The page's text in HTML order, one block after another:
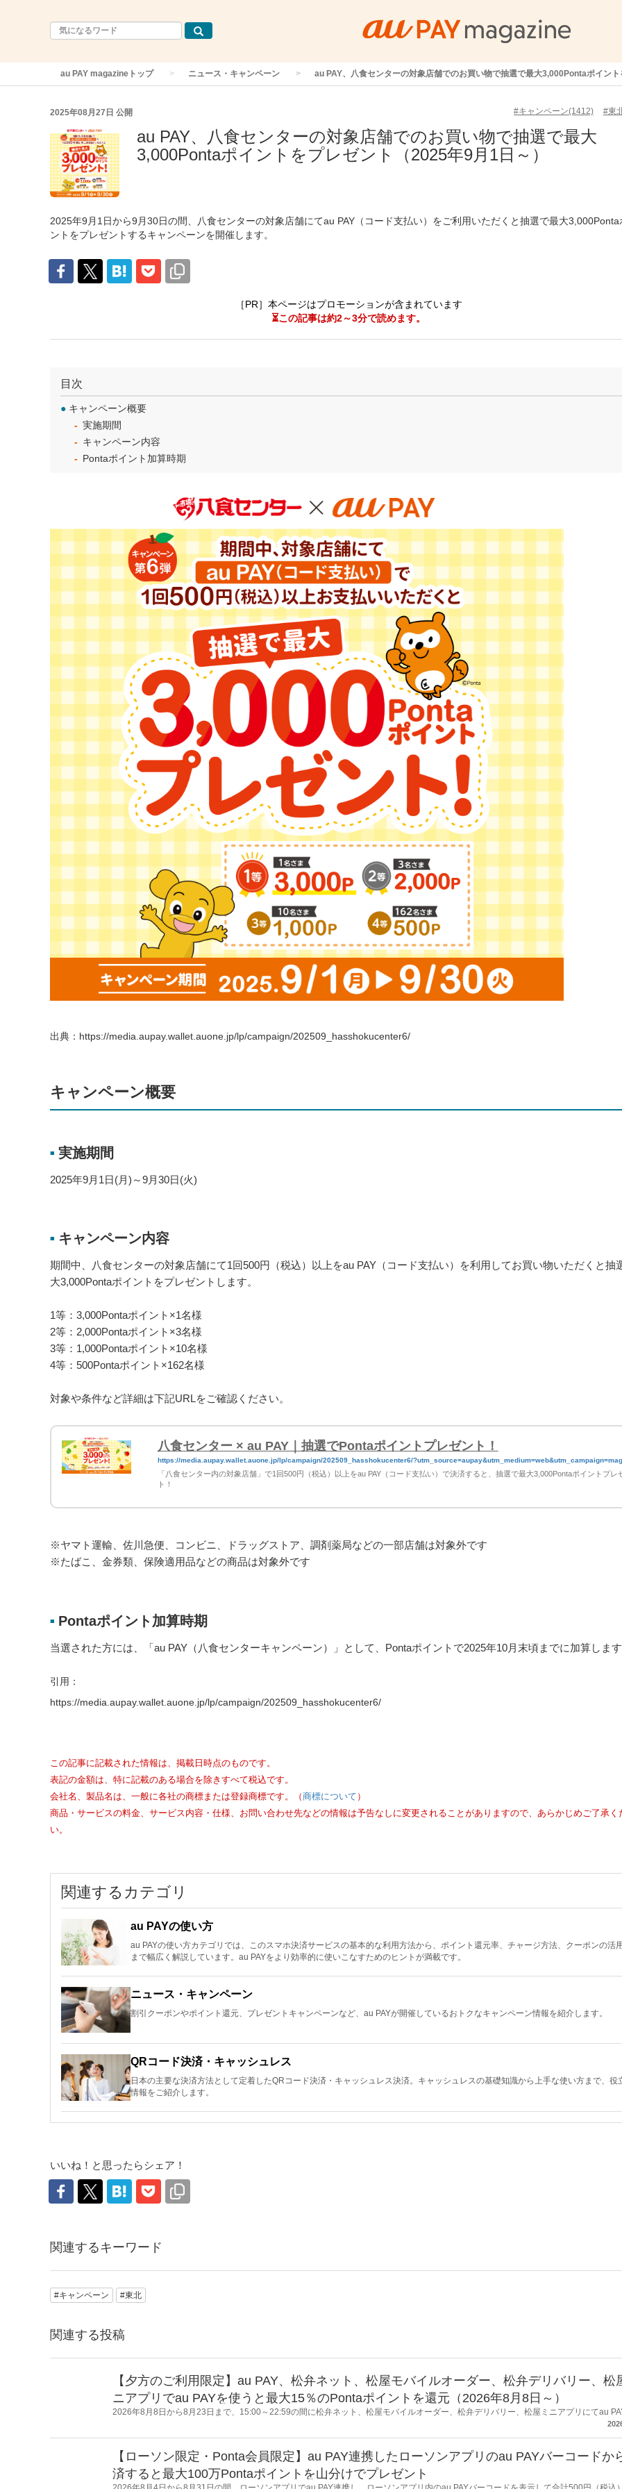
au PAY magazineトップ ニュース・キャンペーン au PAY、八食センターの対象店舗でのお買い物で抽選で最大3,000Pontaポイント
2025年08月27日 公開 #キャンペーン(1412) #東
au PAY、八食センターの対象店舗でのお買い物で抽選で最大
3,000Pontaポイントをプレゼント（2025年9月1日～）
2025年9月1日から9月30日の間、八食センターの対象店舗にてau PAY（コード支払い）をご利用いただくと抽選で最大3,000Ponta
ントをプレゼントするキャンペーンを開催します。
［PR］本ページはプロモーションが含まれています
⏳この記事は約2～3分で読めます。
目次
● キャンペーン概要
実施期間
キャンペーン内容
Pontaポイント加算時期
出典：https://media.aupay.wallet.auone.jp/lp/campaign/202509_hasshokucenter6/
キャンペーン概要
■ 実施期間
2025年9月1日(月)～9月30日(火)
■ キャンペーン内容
期間中、八食センターの対象店舗にて1回500円（税込）以上をau PAY（コード支払い）を利用してお買い物いただくと抽
大3,000Pontaポイントをプレゼントします。
1等：3,000Pontaポイント​×1名様
2等：2,000Pontaポイント​×3名様​
3等：1,000Pontaポイント​×10名様
4等：500Pontaポイント​×162名様
対象や条件など詳細は下記URLをご確認ください。
八食センター × au PAY｜抽選でPontaポイントプレゼント！
https://media.aupay.wallet.auone.jp/lp/campaign/202509_hasshokucenter6/
ne_20250901_20250930
「八食センター内の対象店舗」で1回500円（税込）以上をau PAY（コード支払い）で決済すると、抽選で最大3,000Pontaポイントプレ
ト！
※ヤマト運輸、佐川急便、コンビニ、ドラッグストア、調剤薬局などの一部店舗は対象外です
※たばこ、金券類、保険適用品などの商品は対象外です
■ Pontaポイント加算時期
当選された方には、「au PAY（八食センターキャンペーン）」として、Pontaポイントで2025年10月末頃までに加算します
引用：
https://media.aupay.wallet.auone.jp/lp/campaign/202509_hasshokucenter6/
この記事に記載された情報は、掲載日時点のものです。
表記の金額は、特に記載のある場合を除きすべて税込です。
会社名、製品名は、一般に各社の商標または登録商標です。（ 商標について ）
商品・サービスの料金、サービス内容・仕様、お問い合わせ先などの情報は予告なしに変更されることがありますので、あらかじめご了承く
い。
関連するカテゴリ
au PAYの使い方
au PAYの使い方カテゴリでは、このスマホ決済サービスの基本的な利用方法から、ポイント還元率、チャージ方法、クーポンの活
まで幅広く解説しています。au PAYをより効率的に使いこなすためのヒントが満載です。
ニュース・キャンペーン
割引クーポンやポイント還元、プレゼントキャンペーンなど、au PAYが開催しているおトクなキャンペーン情報を紹介します。
QRコード決済・キャッシュレス
日本の主要な決済方法として定着したQRコード決済・キャッシュレス決済。キャッシュレスの基礎知識から上手な使い方まで、役
情報をご紹介します。
いいね！と思ったらシェア！
関連するキーワード
#キャンペーン #東北
関連する投稿
【夕方のご利用限定】au PAY、松弁ネット、松屋モバイルオーダー、松弁デリバリー、松
ニアプリでau PAYを使うと最大15％のPontaポイントを還元（2026年8月8日～）
2026年8月8日から8月23日まで、15:00～22:59の間に松弁ネット、松屋モバイルオーダー、松弁デリバリー、松屋ミニアプリにてau
【ローソン限定・Ponta会員限定】au PAY連携したローソンアプリのau PAYバーコードか
済すると最大100万Pontaポイントを山分けでプレゼント